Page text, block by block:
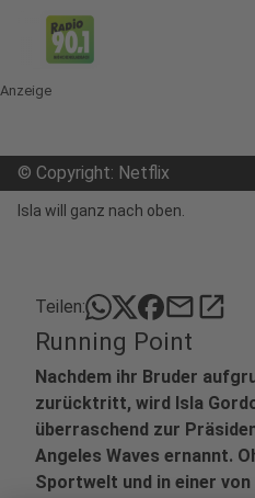
Anzeige
© Copyright: Netflix
Isla will ganz nach oben.
Teilen: mailopen_in_new
Running Point
Nachdem ihr Bruder
zurücktritt, wird Isla
überraschend zur
Angeles Waves ernannt.
Sportwelt und in einer